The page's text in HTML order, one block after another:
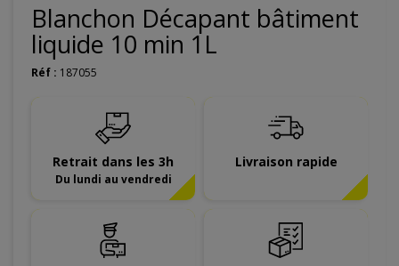
Blanchon Décapant bâtiment
liquide 10 min 1L
Réf : 187055
Retrait dans les 3h
Du lundi au vendredi
Livraison rapide